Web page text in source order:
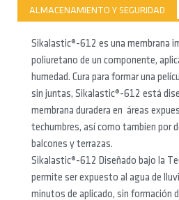
ALMACENAMIENTO Y SEGURIDAD
Sikalastic®-612 es una membrana
poliuretano de un componente,
humedad. Cura para formar una
sin juntas, Sikalastic®-612 está
membrana duradera en áreas
techumbres, así como tambien por
balcones y terrazas.
Sikalastic®-612 Diseñado bajo la
permite ser expuesto al agua de
minutos de aplicado, sin formación